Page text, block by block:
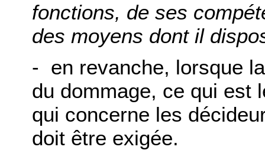
fonctions, de ses
des moyens dont il
- en revanche, lorsque
du dommage, ce qui est
qui concerne les
doit être exigée.